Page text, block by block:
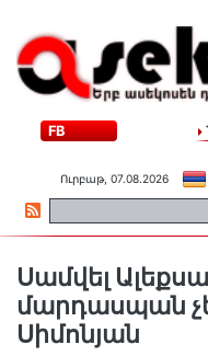
FB
Ուրբաթ, 07.08.2026
Սամվել
մարդասպան
Սիմոնյան